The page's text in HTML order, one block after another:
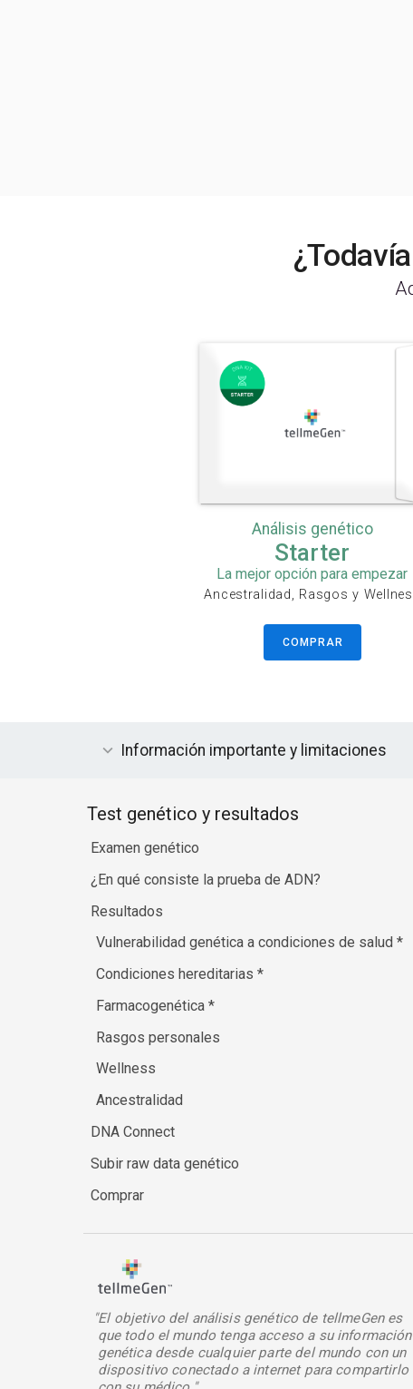
Análisis genético
Starter
La mejor opción para empezar
Ancestralidad, Rasgos y
COMPRAR
Información importante y limitaciones
Test genético y resultados
Examen genético
¿En qué consiste la prueba de ADN?
Resultados
Vulnerabilidad genética a condiciones de salud *
Condiciones hereditarias *
Farmacogenética *
Rasgos personales
Wellness
Ancestralidad
DNA Connect
Subir raw data genético
Comprar
"El objetivo del análisis genético de tellmeGen es
que todo el mundo tenga acceso a su información
genética desde cualquier parte del mundo con un
dispositivo conectado a internet para compartirlo